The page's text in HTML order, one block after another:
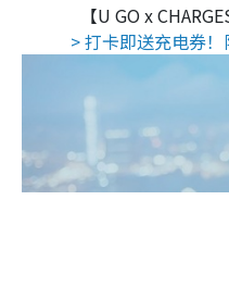
【U GO x
> 打卡即送充电券